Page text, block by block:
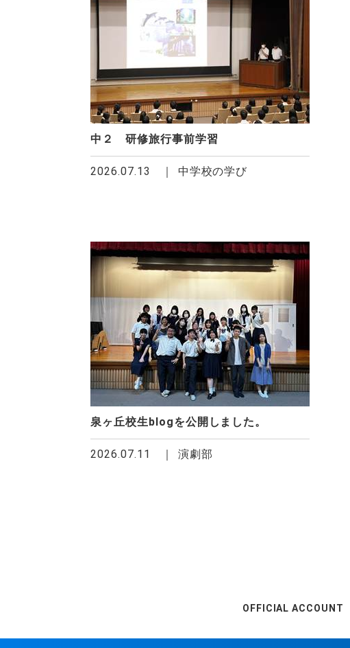
中２ 研修旅行事前学習
2026.07.13 中学校の学び
泉ヶ丘校生blogを公開しました。
2026.07.11 演劇部
OFFICIAL ACCOUNT